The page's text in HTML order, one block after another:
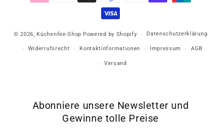
© 2026, Küchenfee-Shop Powered by Shopify Datenschutzerklärung
Widerrufsrecht Kontaktinformationen Impressum AGB
Versand
Abonniere unsere Newsletter und
Gewinne tolle Preise